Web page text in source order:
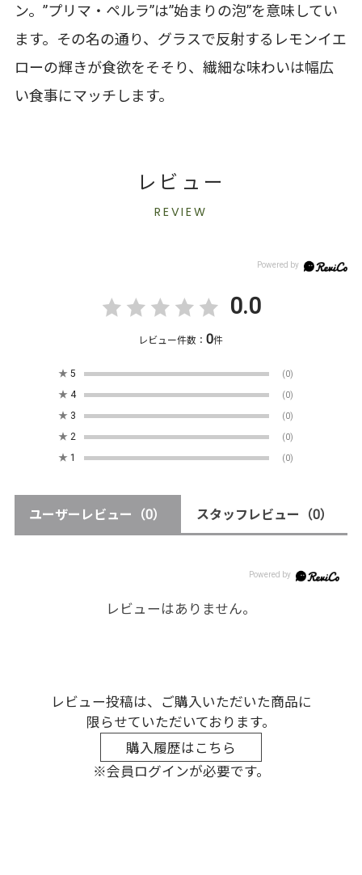
ン。”プリマ・ペルラ”は”始まりの泡”を意味してい
ます。その名の通り、グラスで反射するレモンイエ
ローの輝きが食欲をそそり、繊細な味わいは幅広
い食事にマッチします。
レビュー
REVIEW
0.0
レビュー件数：0件
★ 5 (0)
★ 4 (0)
★ 3 (0)
★ 2 (0)
★ 1 (0)
ユーザーレビュー （0） スタッフレビュー （0）
レビューはありません。
レビュー投稿は、ご購入いただいた商品に
限らせていただいております。
購入履歴はこちら
※会員ログインが必要です。